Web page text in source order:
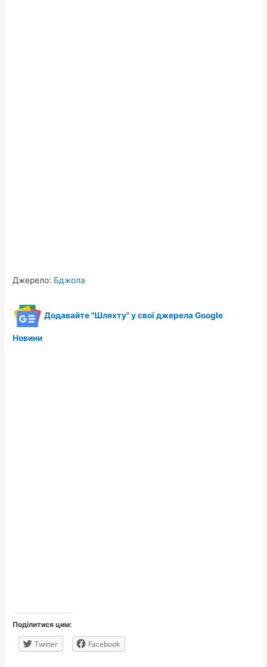
Джерело: Бджола
Додавайте "Шляхту" у свої джерела Google
Новини
Поділитися цим:
Twitter Facebook